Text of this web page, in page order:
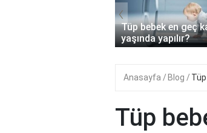
Tüp bebek en geç
yaşında yapılır?
‹
Anasayfa Blog Tüp
Tüp